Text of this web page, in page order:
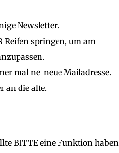
Newsletter.
springen, um am
mal ne neue Mailadresse.
an die alte.
BITTE eine Funktion haben